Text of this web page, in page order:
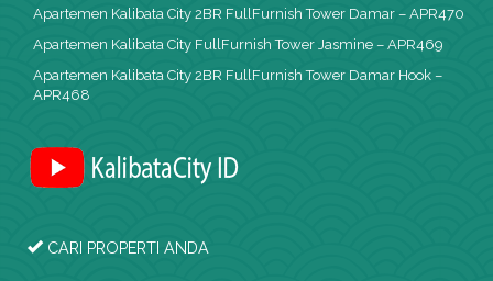
Apartemen Kalibata City 2BR FullFurnish Tower Damar – APR470
Apartemen Kalibata City FullFurnish Tower Jasmine – APR469
Apartemen Kalibata City 2BR FullFurnish Tower Damar Hook –
APR468
CARI PROPERTI ANDA